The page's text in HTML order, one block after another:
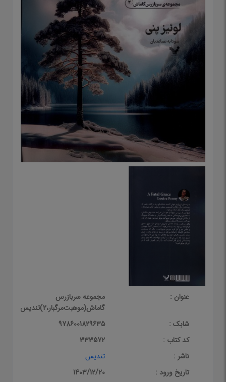
عنوان :
مجموعه سربازرس
گاماش(موهبت‌مرگبار،2)تندیس
شابک :
9786001829635
کد کتاب :
333572
ناشر :
تندیس
تاریخ ورود :
1403/12/20